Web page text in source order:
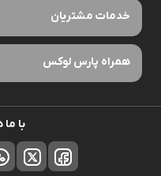
خدمات مشتریان
همراه پارس لوکس
با